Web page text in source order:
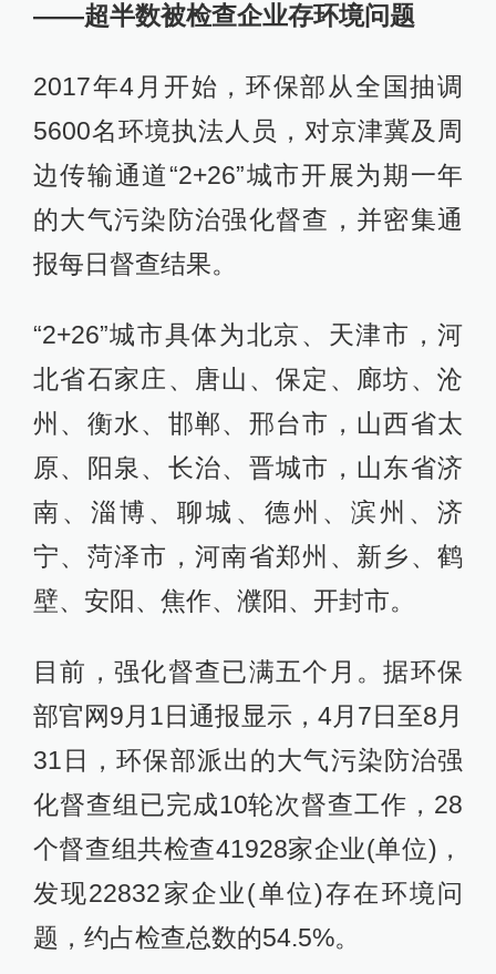
——超半数被检查企业存环境问题
2017年4月开始，环保部从全国抽调
5600名环境执法人员，对京津冀及周
边传输通道“2+26”城市开展为期一年
的大气污染防治强化督查，并密集通
报每日督查结果。
“2+26”城市具体为北京、天津市，河
北省石家庄、唐山、保定、廊坊、沧
州、衡水、邯郸、邢台市，山西省太
原、阳泉、长治、晋城市，山东省济
南、淄博、聊城、德州、滨州、济
宁、菏泽市，河南省郑州、新乡、鹤
壁、安阳、焦作、濮阳、开封市。
目前，强化督查已满五个月。据环保
部官网9月1日通报显示，4月7日至8月
31日，环保部派出的大气污染防治强
化督查组已完成10轮次督查工作，28
个督查组共检查41928家企业(单位)，
发现22832家企业(单位)存在环境问
题，约占检查总数的54.5%。